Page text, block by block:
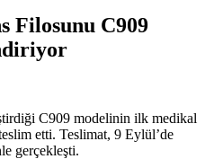
Filosunu C909
C909 modelinin ilk medikal
etti. Teslimat, 9 Eylül’de
gerçekleşti.